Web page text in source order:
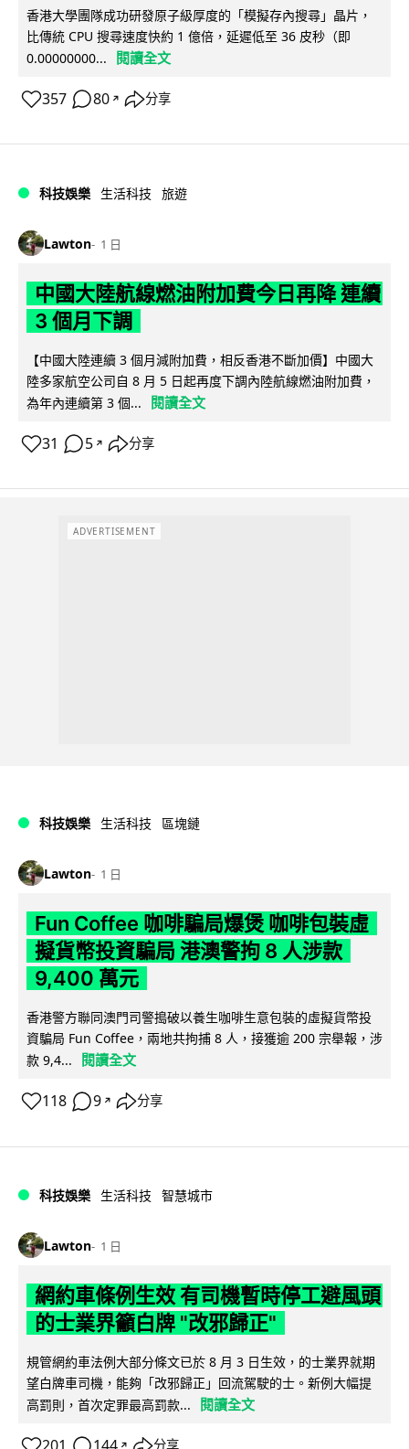
香港大學團隊成功研發原子級厚度的「模擬存內搜尋」晶片，
比傳統 CPU 搜尋速度快約 1 億倍，延遲低至 36 皮秒（即
0.00000000...
閱讀全文
357 80 ↗ 分享
科技娛樂 生活科技 旅遊
Lawton 1 日
中國大陸航線燃油附加費今日再降 連續
3 個月下調
【中國大陸連續 3 個月減附加費，相反香港不斷加價】中國大
陸多家航空公司自 8 月 5 日起再度下調內陸航線燃油附加費，
為年內連續第 3 個...
閱讀全文
31 5 ↗ 分享
ADVERTISEMENT
科技娛樂 生活科技 區塊鏈
Lawton 1 日
Fun Coffee 咖啡騙局爆煲 咖啡包裝虛
擬貨幣投資騙局 港澳警拘 8 人涉款
9,400 萬元
香港警方聯同澳門司警搗破以養生咖啡生意包裝的虛擬貨幣投
資騙局 Fun Coffee，兩地共拘捕 8 人，接獲逾 200 宗舉報，涉
款 9,4...
閱讀全文
118 9 ↗ 分享
科技娛樂 生活科技 智慧城市
Lawton 1 日
網約車條例生效 有司機暫時停工避風頭
的士業界籲白牌 "改邪歸正"
規管網約車法例大部分條文已於 8 月 3 日生效，的士業界就期
望白牌車司機，能夠「改邪歸正」回流駕駛的士。新例大幅提
高罰則，首次定罪最高罰款...
閱讀全文
↗